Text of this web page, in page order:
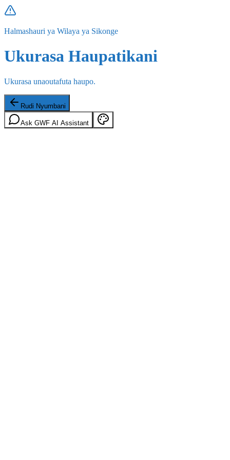
Halmashauri ya Wilaya ya Sikonge
Ukurasa Haupatikani
Ukurasa unaoutafuta haupo.
Rudi Nyumbani
Ask GWF AI Assistant